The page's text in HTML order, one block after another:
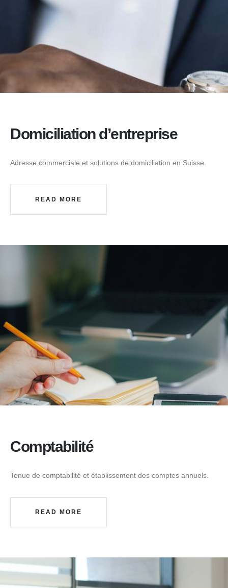
Domiciliation d’entreprise
Adresse commerciale et solutions de domiciliation en Suisse.
READ MORE
Comptabilité
Tenue de comptabilité et établissement des comptes annuels.
READ MORE